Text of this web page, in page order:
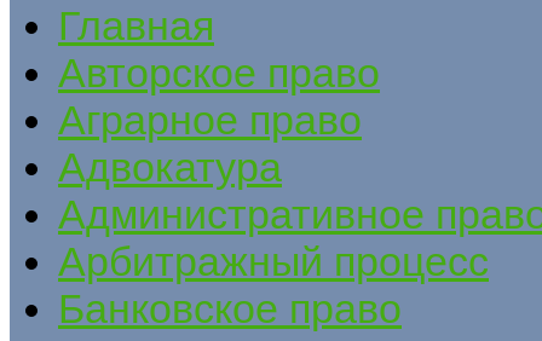
Главная
Авторское право
Аграрное право
Адвокатура
Административное
Арбитражный процесс
Банковское право